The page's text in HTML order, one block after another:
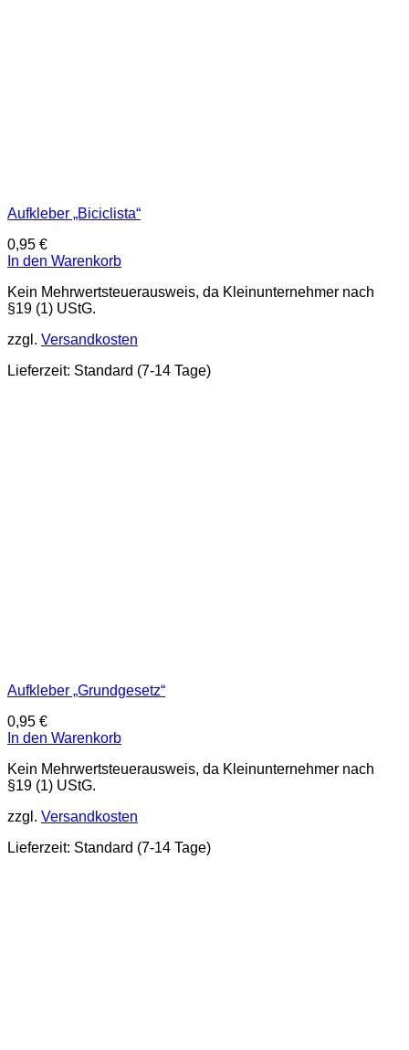
Aufkleber „Biciclista“
0,95 €
In den Warenkorb
Kein Mehrwertsteuerausweis, da Kleinunternehmer nach
§19 (1) UStG.
zzgl. Versandkosten
Lieferzeit: Standard (7-14 Tage)
Aufkleber „Grundgesetz“
0,95 €
In den Warenkorb
Kein Mehrwertsteuerausweis, da Kleinunternehmer nach
§19 (1) UStG.
zzgl. Versandkosten
Lieferzeit: Standard (7-14 Tage)